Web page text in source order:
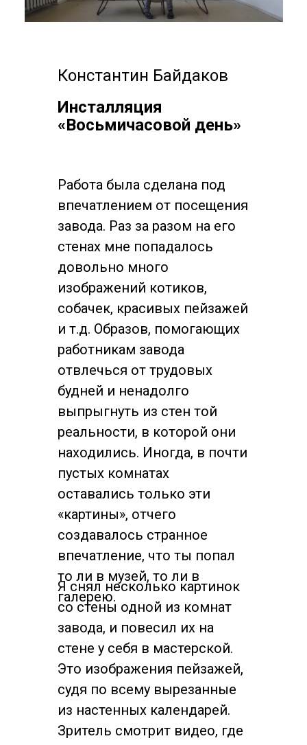
Константин Байдаков
Инсталляция
«Восьмичасовой день»
Работа была сделана под
впечатлением от посещения
завода. Раз за разом на его
стенах мне попадалось
довольно много
изображений котиков,
собачек, красивых пейзажей
и т.д. Образов, помогающих
работникам завода
отвлечься от трудовых
будней и ненадолго
выпрыгнуть из стен той
реальности, в которой они
находились. Иногда, в почти
пустых комнатах
оставались только эти
«картины», отчего
создавалось странное
впечатление, что ты попал
то ли в музей, то ли в
галерею.
Я снял несколько картинок
со стены одной из комнат
завода, и повесил их на
стене у себя в мастерской.
Это изображения пейзажей,
судя по всему вырезанные
из настенных календарей.
Зритель смотрит видео, где